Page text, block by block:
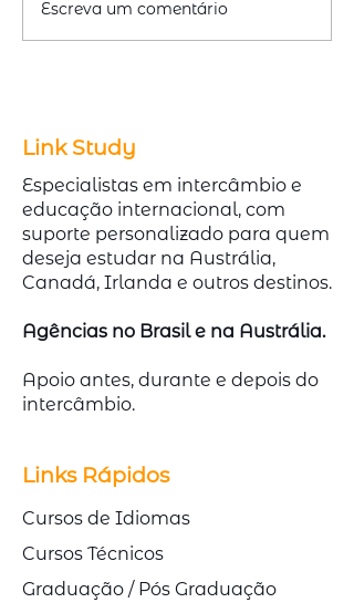
Emitir ou Renovar
Passaporte com
Escreva um comentário
Link Study
Especialistas em intercâmbio e
educação internacional, com
suporte personalizado para quem
deseja estudar na Austrália,
Canadá, Irlanda e outros destinos.
Agências no Brasil e na Austrália.
Apoio antes, durante e depois do
intercâmbio.
Links Rápidos
Cursos de Idiomas
Cursos Técnicos
Graduação / Pós Graduação